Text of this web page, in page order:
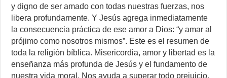
y digno de ser amado con todas nuestras fuerzas, nos
libera profundamente. Y Jesús agrega inmediatamente
la consecuencia práctica de ese amor a Dios: “y amar al
prójimo como nosotros mismos”. Este es el resumen de
toda la religión bíblica. Misericordia, amor y libertad es la
enseñanza más profunda de Jesús y el fundamento de
nuestra vida moral. Nos ayuda a superar todo prejuicio,